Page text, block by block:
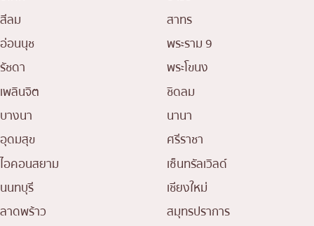
สีลม
สาทร
อ่อนนุช
พระราม 9
รัชดา
พระโขนง
เพลินจิต
ชิดลม
บางนา
นานา
อุดมสุข
ศรีราชา
ไอคอนสยาม
เซ็นทรัลเวิลด์
นนทบุรี
เชียงใหม่
ลาดพร้าว
สมุทรปราการ